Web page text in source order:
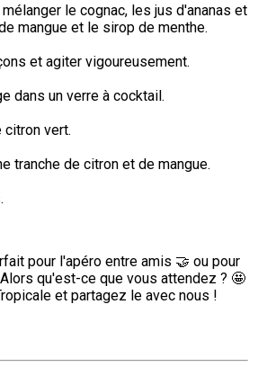
mélanger le cognac, les jus d'ananas et
mangue et le sirop de menthe.
et agiter vigoureusement.
dans un verre à cocktail.
citron vert.
tranche de citron et de mangue.
pour l'apéro entre amis 🤝 ou pour
qu'est-ce que vous attendez ? 🤩
et partagez le avec nous !